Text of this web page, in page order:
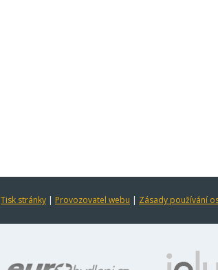
Tisk stránky | Provozovatel webu | Zásady používání